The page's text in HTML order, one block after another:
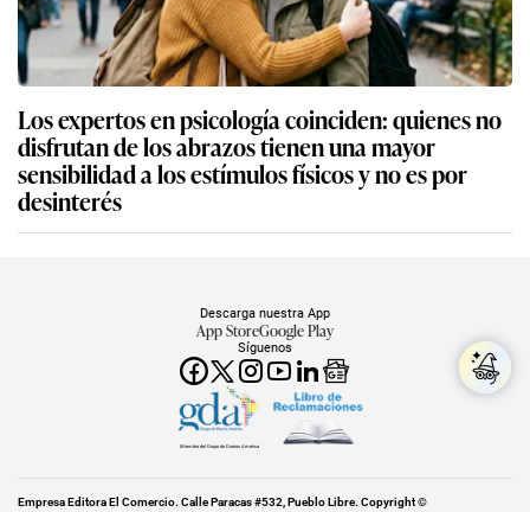
Los expertos en psicología coinciden: quienes no
disfrutan de los abrazos tienen una mayor
sensibilidad a los estímulos físicos y no es por
desinterés
Síguenos
Descarga nuestra App
App StoreGoogle Play
Miembro del Grupo de Diarios América
Empresa Editora El Comercio. Calle Paracas #532, Pueblo Libre. Copyright ©